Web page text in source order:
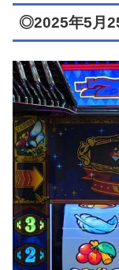
◎2025年5月